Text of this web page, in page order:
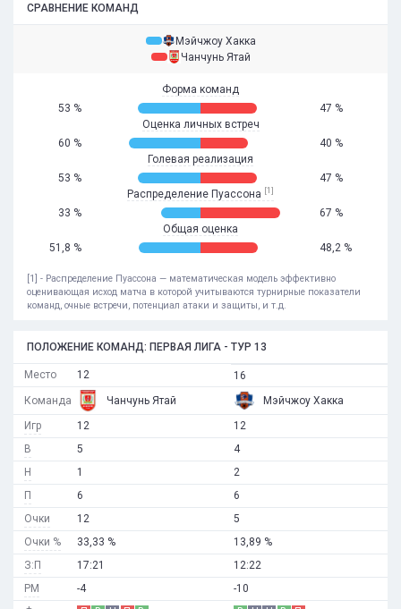
СРАВНЕНИЕ КОМАНД
Мэйчжоу Хакка
Чанчунь Ятай
Форма команд
53 %
47 %
Оценка личных встреч
60 %
40 %
Голевая реализация
53 %
47 %
Распределение Пуассона [1]
33 %
67 %
Общая оценка
51,8 %
48,2 %
[1] - Распределение Пуассона — математическая модель эффективно
оценивающая исход матча в которой учитываются турнирные показатели
команд, очные встречи, потенциал атаки и защиты, и т.д.
ПОЛОЖЕНИЕ КОМАНД: ПЕРВАЯ ЛИГА - ТУР 13
Место
Команда
Игр
В
Н
П
Очки
Очки %
З:П
РМ
12
Чанчунь Ятай
12
5
1
6
12
33,33 %
17:21
-4
16
Мэйчжоу Хакка
12
4
2
6
5
13,89 %
12:22
-10